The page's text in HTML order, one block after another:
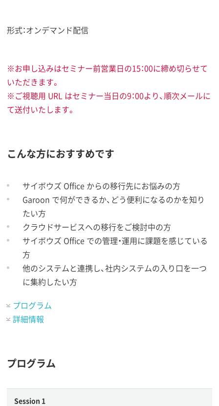
形式：オンデマンド配信
※お申し込みはセミナー前営業日の15：00に締め切らせて
いただきます。
※ご視聴用 URL はセミナー当日の9：00より、順次メールに
て送付いたします。
こんな方におすすめです
サイボウズ Office からの移行先にお悩みの方
Garoon で何ができるか、どう便利になるのかを知り
たい方
クラウドサービスへの移行をご検討中の方
サイボウズ Office での管理・運用に課題を感じている
方
他のシステムと連携し、社内システムの入り口を一つ
に集約したい方
プログラム
詳細情報
プログラム
Session 1